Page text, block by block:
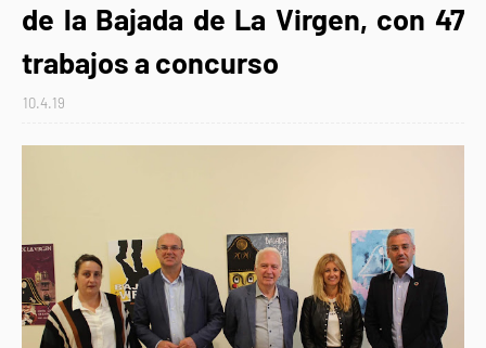
de la Bajada de La Virgen, con 47
trabajos a concurso
10.4.19